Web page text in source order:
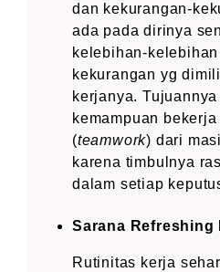
dan kekurangan-
ada pada dirinya
kelebihan-
kekurangan yg
kerjanya.
kemampuan
(teamwork) dari
karena timbulnya
dalam setiap
Sarana Refreshing
Rutinitas kerja